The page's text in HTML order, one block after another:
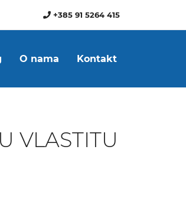
+385 91 5264 415
O nama Kontakt
VLASTITU